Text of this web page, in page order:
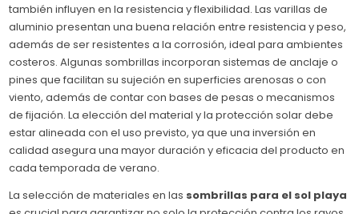
también influyen en la resistencia y flexibilidad. Las varillas de
aluminio presentan una buena relación entre resistencia y peso,
además de ser resistentes a la corrosión, ideal para ambientes
costeros. Algunas sombrillas incorporan sistemas de anclaje o
pines que facilitan su sujeción en superficies arenosas o con
viento, además de contar con bases de pesas o mecanismos
de fijación. La elección del material y la protección solar debe
estar alineada con el uso previsto, ya que una inversión en
calidad asegura una mayor duración y eficacia del producto en
cada temporada de verano.
La selección de materiales en las sombrillas para el sol playa